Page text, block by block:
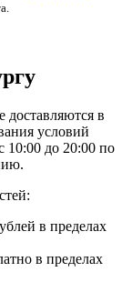
в
условий
10:00 до 20:00 по
в пределах
в пределах